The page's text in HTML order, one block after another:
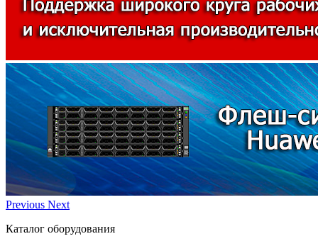
Previous Next
Каталог оборудования